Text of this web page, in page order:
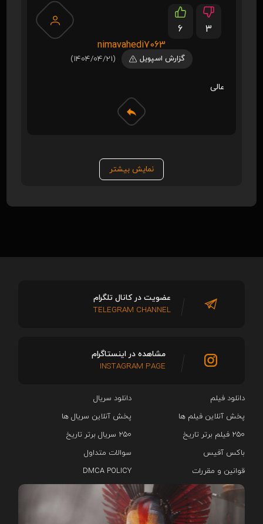
6
3
nimavahedi7063
گزارش اسپویل (1404/04/21)
عالی
نمایش بیشتر
دانلود فیلم
دانلود سریال‌
پخش آنلاین فیلم ها
پخش آنلاین سریال ها
۲۵۰ فیلم برتر تاریخ
۲۵۰ سریال برتر تاریخ
باکس آفیس
سوالات متداول
قوانین و مقررات
DMCA POLICY
عضویت در کانال تلگرام
TELEGRAM CHANNEL
مشاهده در اینستاگرام
INSTAGRAM PAGE